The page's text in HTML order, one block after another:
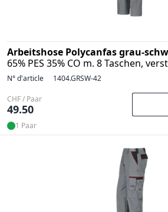
Arbeitshose Polycanfas grau-
65% PES 35% CO m. 8 Taschen,
N° d'article 1404.GRSW-42
CHF / Paar
49.50
1 Paar